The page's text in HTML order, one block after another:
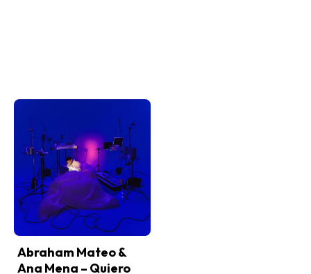
Abraham Mateo &
Ana Mena – Quiero